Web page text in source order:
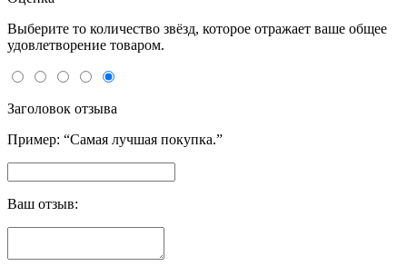
Выберите то количество звёзд, которое отражает ваше общее
удовлетворение товаром.
Заголовок отзыва
Пример: “Самая лучшая покупка.”
Ваш отзыв: